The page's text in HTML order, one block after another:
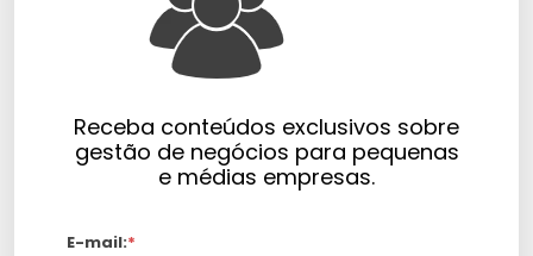
Receba conteúdos exclusivos sobre
gestão de negócios para pequenas
e médias empresas.
E-mail:*